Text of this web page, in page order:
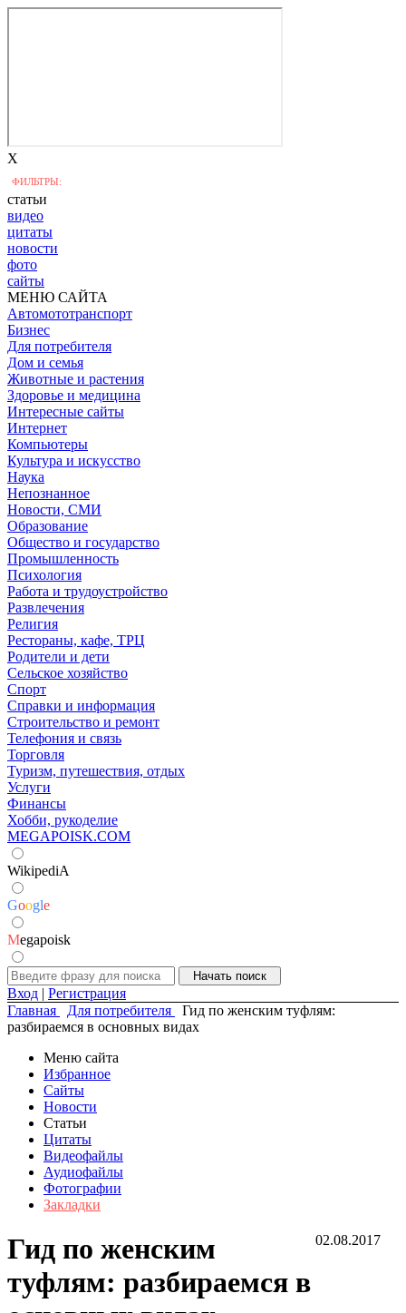
X
ФИЛЬТРЫ:
статьи
видео
цитаты
новости
фото
сайты
МЕНЮ САЙТА
Автомототранспорт
Бизнес
Для потребителя
Дом и семья
Животные и растения
Здоровье и медицина
Интересные сайты
Интернет
Компьютеры
Культура и искусство
Наука
Непознанное
Новости, СМИ
Образование
Общество и государство
Промышленность
Психология
Работа и трудоустройство
Развлечения
Религия
Рестораны, кафе, ТРЦ
Родители и дети
Сельское хозяйство
Спорт
Справки и информация
Строительство и ремонт
Телефония и связь
Торговля
Туризм, путешествия, отдых
Услуги
Финансы
Хобби, рукоделие
MEGAPOISK.COM
WikipediA
Google
Megapoisk
Вход | Регистрация
Главная
Для потребителя
Гид по женским туфлям:
разбираемся в основных видах
Меню сайта
Избранное
Сайты
Новости
Статьи
Цитаты
Видеофайлы
Аудиофайлы
Фотографии
Закладки
02.08.2017
Гид по женским
туфлям: разбираемся в